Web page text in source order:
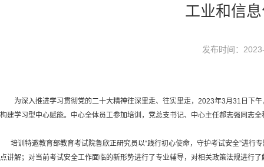
工业和信
发布时间：
为深入推进学习贯彻党的二十大精神往深里走、往实里走，2023年3月31日下午
构建学习型中心赋能。中心全体员工参加培训，党总支书记、中心主任郝志强同志全
培训特邀教育部教育考试院鲁欣正研究员以“践行初心使命，守护考试安全”进行
点讲解；对当前考试安全工作面临的新形势进行了专业辅导，对相关政策法规进行